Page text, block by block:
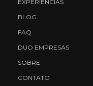
EXPERIÊNCIAS
BLOG
FAQ
DUO EMPRESAS
SOBRE
CONTATO